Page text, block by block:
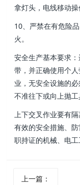
拿灯头，电线移动操
10、严禁在有危险品
火。
安全生产基本要求
带 ，并正确使用个人
业 ，无安全设施的
不准往下或向上抛工具
上下交叉作业要有隔
有效的安全措施、
职持证的机械、电
上一篇 ：